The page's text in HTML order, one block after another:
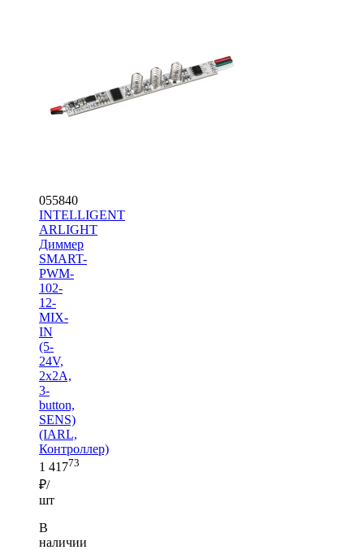
055840
INTELLIGENT
ARLIGHT
Диммер
SMART-
PWM-
102-
12-
MIX-
IN
(5-
24V,
2x2A,
3-
button,
SENS)
(IARL,
Контроллер)
1 41773
₽/
шт
В
наличии